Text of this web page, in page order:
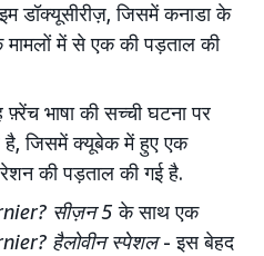
डॉक्यूसीरीज़, जिसमें कनाडा के
में से एक की पड़ताल की
भाषा की सच्ची घटना पर
है, जिसमें क्यूबेक में हुए एक
की पड़ताल की गई है.
सीज़न 5 के साथ एक
हैलोवीन स्पेशल- इस बेहद